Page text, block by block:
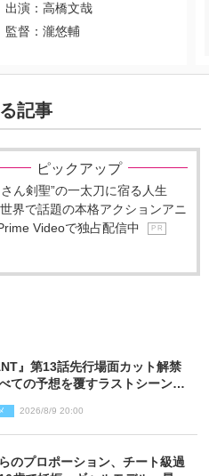
出演：高橋文哉
監督：瀧悠輔
記事
ピックアップ
ん剣聖”の一太刀に宿る人生
で話題の本格アクションアニ
Videoで独占配信中
P R
』第13話先行場面カット解禁
ての予想を覆すラストシーン
2026/8/9 20:00
らのプロポーション、チート級過